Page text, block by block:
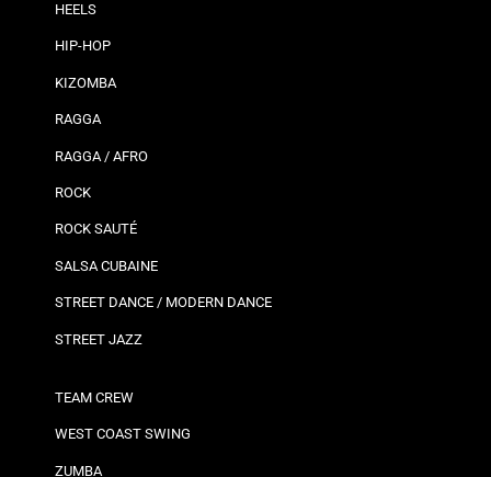
HEELS
HIP-HOP
KIZOMBA
RAGGA
RAGGA / AFRO
ROCK
ROCK SAUTÉ
SALSA CUBAINE
STREET DANCE / MODERN DANCE
STREET JAZZ
TEAM CREW
WEST COAST SWING
ZUMBA